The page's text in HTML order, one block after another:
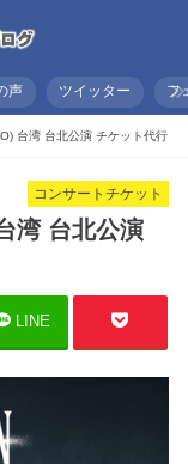
声 ツイッター フ
台湾 台北公演 チケット代行
コンサートチケット
湾 台北公演
LINE